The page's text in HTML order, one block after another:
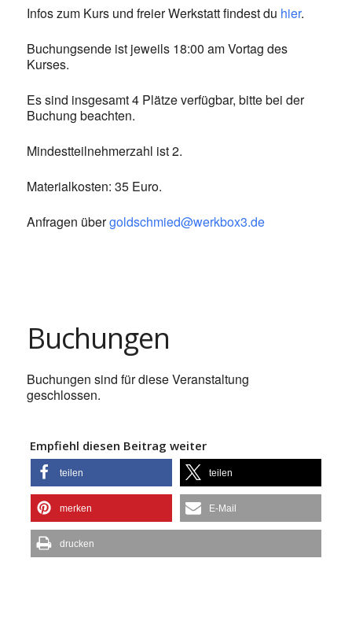
Infos zum Kurs und freier Werkstatt findest du hier.
Buchungsende ist jeweils 18:00 am Vortag des
Kurses.
Es sind insgesamt 4 Plätze verfügbar, bitte bei der
Buchung beachten.
Mindestteilnehmerzahl ist 2.
Materialkosten: 35 Euro.
Anfragen übergoldschmied@werkbox3.de
Buchungen
Buchungen sind für diese Veranstaltung
geschlossen.
Empfiehl diesen Beitrag weiter
teilen teilen
merken E-Mail
drucken